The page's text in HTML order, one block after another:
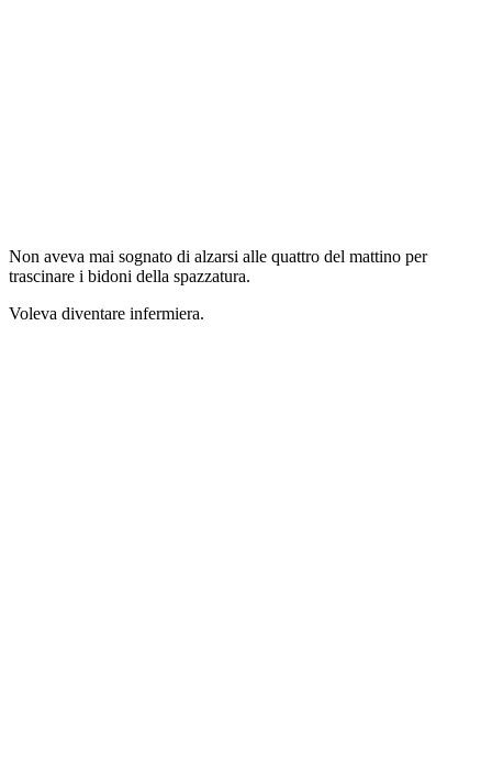
Non aveva mai sognato di alzarsi alle quattro del mattino per
trascinare i bidoni della spazzatura.
Voleva diventare infermiera.